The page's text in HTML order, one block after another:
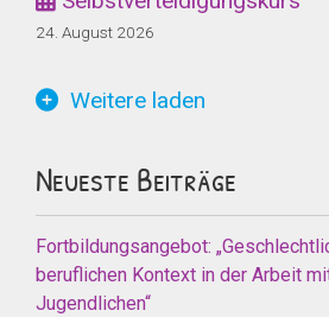
24. August 2026
Weitere laden
Neueste Beiträge
Fortbildungsangebot:
beruflichen Kontext in der Arbeit
Jugendlichen“